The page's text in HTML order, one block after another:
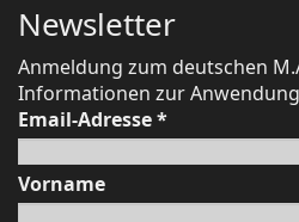
Newsletter
Anmeldung zum deutschen
Informationen zur
Email-Adresse*
Vorname